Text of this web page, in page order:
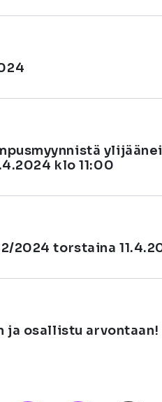
klo 11:00
2024 torstaina
ja osallistu arvontaan!